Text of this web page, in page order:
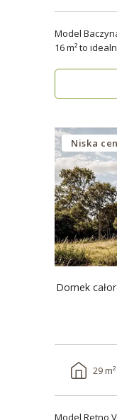
Model
16 m² to
Niska
Domek
29 m²
Model Retno